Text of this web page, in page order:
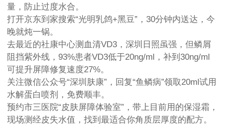
量，防止过度水合。
打开京东到家搜索“光明乳鸽+黑豆”，30分钟内送达，今
晚就炖一锅。
去最近的社康中心测血清VD3，深圳日照虽强，但鳞屑
阻挡紫外线，93%患者VD3低于20ng/ml，补到30ng/ml
可提升屏障修复速度27%。
关注微信公众号“深圳肤康”，回复“鱼鳞病”领取20ml试用
水解蛋白喷剂，免费顺丰。
预约市三医院“皮肤屏障体验室”，带上目前用的保湿霜，
现场测经皮失水值，找到最适合你角质层厚度的配方。